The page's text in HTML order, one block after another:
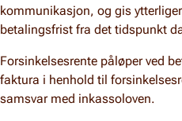
kommunikasjon, og gis
betalingsfrist fra det tidspunkt
Forsinkelsesrente påløper ved
faktura i henhold til
samsvar med inkassoloven.